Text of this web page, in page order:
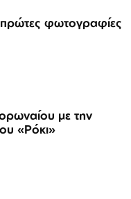
φωτογραφίες
με την
«Ρόκι»